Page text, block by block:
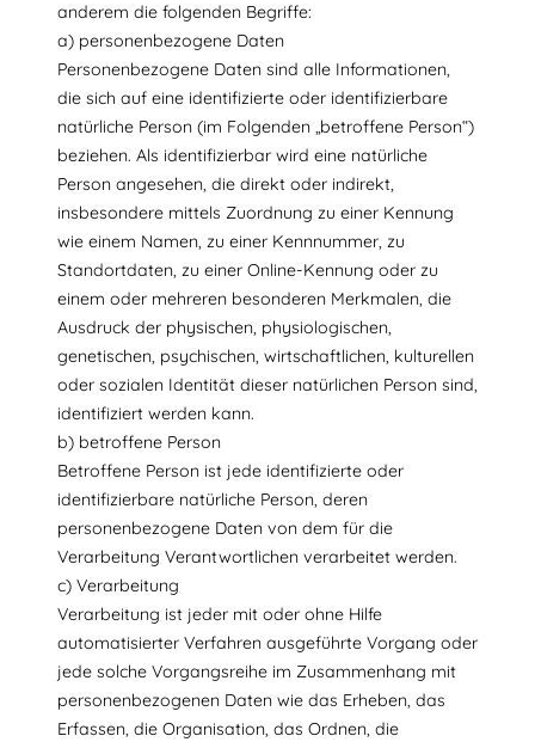
anderem die folgenden Begriffe:
a) personenbezogene Daten
Personenbezogene Daten sind alle Informationen,
die sich auf eine identifizierte oder identifizierbare
natürliche Person (im Folgenden „betroffene Person“)
beziehen. Als identifizierbar wird eine natürliche
Person angesehen, die direkt oder indirekt,
insbesondere mittels Zuordnung zu einer Kennung
wie einem Namen, zu einer Kennnummer, zu
Standortdaten, zu einer Online-Kennung oder zu
einem oder mehreren besonderen Merkmalen, die
Ausdruck der physischen, physiologischen,
genetischen, psychischen, wirtschaftlichen, kulturellen
oder sozialen Identität dieser natürlichen Person sind,
identifiziert werden kann.
b) betroffene Person
Betroffene Person ist jede identifizierte oder
identifizierbare natürliche Person, deren
personenbezogene Daten von dem für die
Verarbeitung Verantwortlichen verarbeitet werden.
c) Verarbeitung
Verarbeitung ist jeder mit oder ohne Hilfe
automatisierter Verfahren ausgeführte Vorgang oder
jede solche Vorgangsreihe im Zusammenhang mit
personenbezogenen Daten wie das Erheben, das
Erfassen, die Organisation, das Ordnen, die